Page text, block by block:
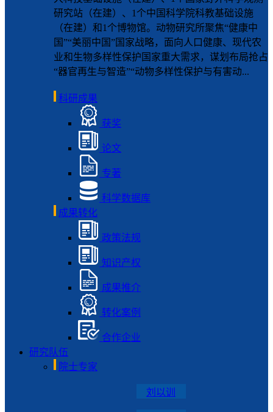
研究站（在建）、1个中国科学院科教基础设施
（在建）和1个博物馆。动物研究所聚焦“健康中
国”“美丽中国”国家战略，面向人口健康、现代农
业和生物多样性保护国家重大需求，谋划布局抢占
“器官再生与智造”“动物多样性保护与有害动...
科研成果
获奖
论文
专著
科学数据库
成果转化
政策法规
知识产权
成果推介
转化案例
合作企业
研究队伍
院士专家
刘以训